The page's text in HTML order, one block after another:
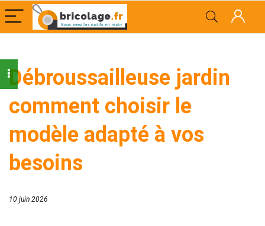
Débroussailleuse jardin
comment choisir le
modèle adapté à vos
besoins
10 juin 2026